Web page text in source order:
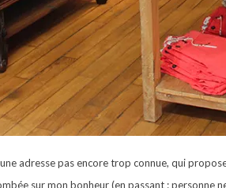
adresse pas encore trop connue, qui
sur mon bonheur (en passant : personne